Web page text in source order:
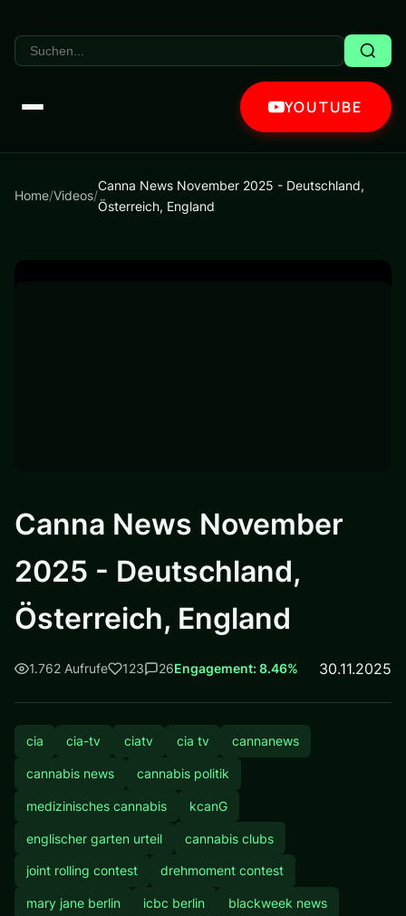
YOUTUBE
Home/Videos/
Canna News November 2025 - Deutschland,
Österreich, England
Canna News November
2025 - Deutschland,
Österreich, England
1.762 Aufrufe 123 26Engagement: 8.46% 30.11.2025
cia cia-tv ciatv cia tv cannanews
cannabis news cannabis politik
medizinisches cannabis kcanG
englischer garten urteil cannabis clubs
joint rolling contest drehmoment contest
mary jane berlin icbc berlin blackweek news